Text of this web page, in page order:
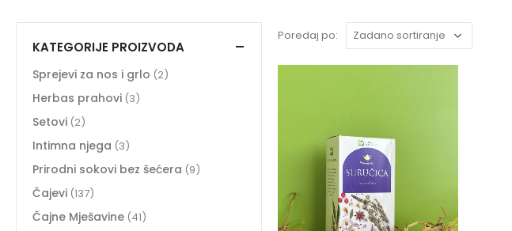
Poredaj po:
KATEGORIJE PROIZVODA
Sprejevi za nos i grlo (2)
Herbas prahovi (3)
Setovi (2)
Intimna njega (3)
Prirodni sokovi bez šećera (9)
Čajevi (137)
Čajne Mješavine (41)